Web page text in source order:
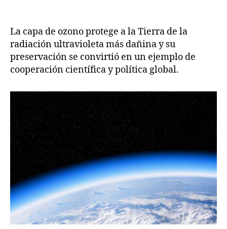
ozono:
clave
está
en
cooperación
La capa de ozono protege a la Tierra de la
radiación ultravioleta más dañina y su
preservación se convirtió en un ejemplo de
cooperación científica y política global.